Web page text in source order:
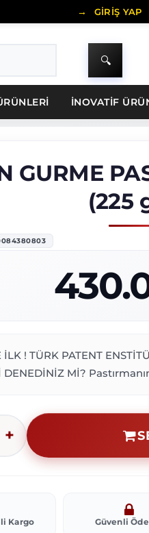
GİRİŞ YAP
İNOVATİF
GURME
(225
İLK ! TÜRK PATENT
DENEDİNİZ Mİ?
+
Kargo Güvenli